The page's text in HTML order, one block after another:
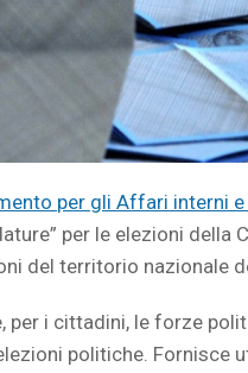
per gli Affari interni
per le elezioni della
del territorio nazionale
per i cittadini, le forze
politiche. Fornisce